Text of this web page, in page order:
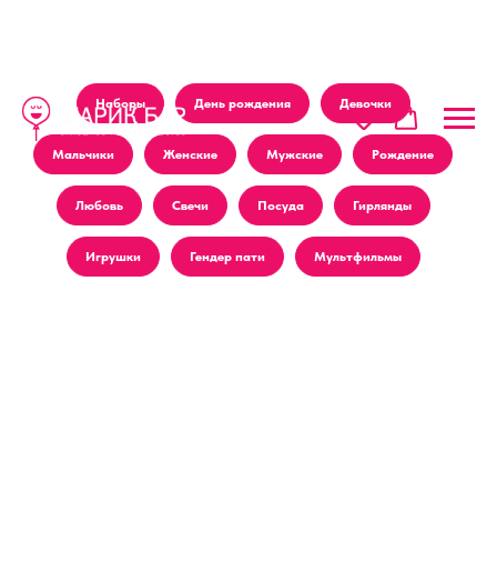
Наборы День рождения Девочки
Мальчики Женские Мужские Рождение
Любовь Свечи Посуда Гирлянды
Игрушки Гендер пати Мультфильмы